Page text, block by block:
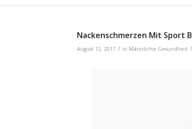
Nackenschmerzen Mit Sport
August 12, 2017 / in Männliche Gesundheit /